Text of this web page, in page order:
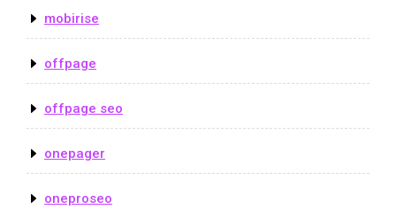
mobirise
offpage
offpage seo
onepager
oneproseo